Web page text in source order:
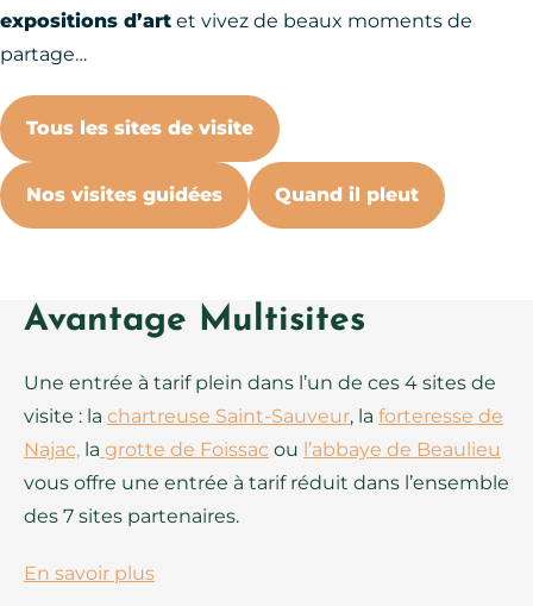
expositions d’art et vivez de beaux moments de
partage…
Tous les sites de visite
Nos visites guidées Quand il pleut
Avantage Multisites
Une entrée à tarif plein dans l’un de ces 4 sites de
visite : la chartreuse Saint-Sauveur, la forteresse de
Najac, la grotte de Foissac ou l’abbaye de Beaulieu
vous offre une entrée à tarif réduit dans l’ensemble
des 7 sites partenaires.
En savoir plus